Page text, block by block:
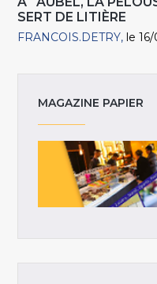
SERT DE LITIÈRE
FRANCOIS.DETRY le
MAGAZINE PAPIER